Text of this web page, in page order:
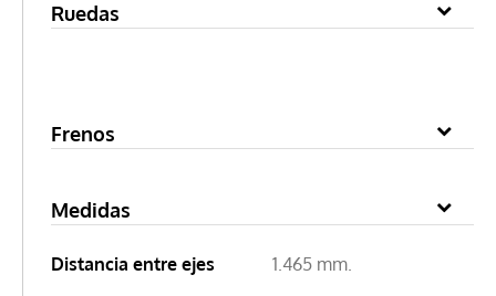
Ruedas
Frenos
Medidas
Distancia entre ejes 1.465 mm.